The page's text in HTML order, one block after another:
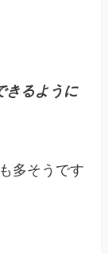
きるように
多そうです